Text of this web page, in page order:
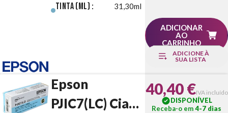
Tinta (ml) : 31,30ml
ADICIONAR
AO
CARRINHO
ADICIONE À
SUA LISTA
Epson
PJIC7(LC) Ciano
40,40 €IVA incluído
DISPONÍVEL
Receba-o em4-7 dias